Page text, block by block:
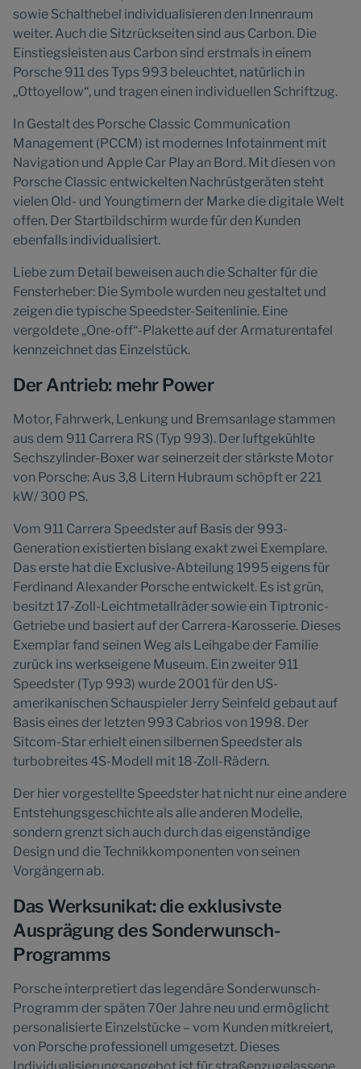
sowie Schalthebel individualisieren den Innenraum
weiter. Auch die Sitzrückseiten sind aus Carbon. Die
Einstiegsleisten aus Carbon sind erstmals in einem
Porsche 911 des Typs 993 beleuchtet, natürlich in
„Ottoyellow“, und tragen einen individuellen Schriftzug.
In Gestalt des Porsche Classic Communication
Management (PCCM) ist modernes Infotainment mit
Navigation und Apple Car Play an Bord. Mit diesen von
Porsche Classic entwickelten Nachrüstgeräten steht
vielen Old- und Youngtimern der Marke die digitale Welt
offen. Der Startbildschirm wurde für den Kunden
ebenfalls individualisiert.
Liebe zum Detail beweisen auch die Schalter für die
Fensterheber: Die Symbole wurden neu gestaltet und
zeigen die typische Speedster-Seitenlinie. Eine
vergoldete „One-off“-Plakette auf der Armaturentafel
kennzeichnet das Einzelstück.
Der Antrieb: mehr Power
Motor, Fahrwerk, Lenkung und Bremsanlage stammen
aus dem 911 Carrera RS (Typ 993). Der luftgekühlte
Sechszylinder-Boxer war seinerzeit der stärkste Motor
von Porsche: Aus 3,8 Litern Hubraum schöpft er 221
kW/ 300 PS.
Vom 911 Carrera Speedster auf Basis der 993-
Generation existierten bislang exakt zwei Exemplare.
Das erste hat die Exclusive-Abteilung 1995 eigens für
Ferdinand Alexander Porsche entwickelt. Es ist grün,
besitzt 17-Zoll-Leichtmetallräder sowie ein Tiptronic-
Getriebe und basiert auf der Carrera-Karosserie. Dieses
Exemplar fand seinen Weg als Leihgabe der Familie
zurück ins werkseigene Museum. Ein zweiter 911
Speedster (Typ 993) wurde 2001 für den US-
amerikanischen Schauspieler Jerry Seinfeld gebaut auf
Basis eines der letzten 993 Cabrios von 1998. Der
Sitcom-Star erhielt einen silbernen Speedster als
turbobreites 4S-Modell mit 18-Zoll-Rädern.
Der hier vorgestellte Speedster hat nicht nur eine andere
Entstehungsgeschichte als alle anderen Modelle,
sondern grenzt sich auch durch das eigenständige
Design und die Technikkomponenten von seinen
Vorgängern ab.
Das Werksunikat: die exklusivste
Ausprägung des Sonderwunsch-
Programms
Porsche interpretiert das legendäre Sonderwunsch-
Programm der späten 70er Jahre neu und ermöglicht
personalisierte Einzelstücke – vom Kunden mitkreiert,
von Porsche professionell umgesetzt. Dieses